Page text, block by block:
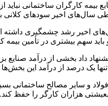
بیمه کارگران ساختمانی
اخیر سودهای کلانی به
سهم بیشتری در تأمین بیمه
داد بخشی از درآمد
تنها یک درصد از درآمد این
و سایر مصالح ساختمانی
هزاران کارگر را حفظ کند.